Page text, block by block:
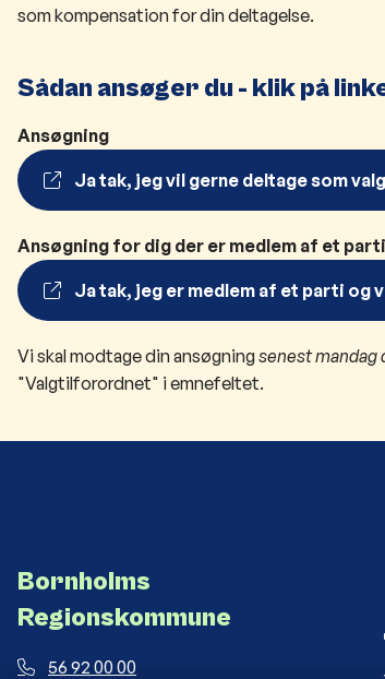
som kompensation for din deltagelse.
Sådan ansøger du - klik på
Ansøgning
Ja tak, jeg vil gerne deltage som
Ansøgning for dig der er medlem af et parti
Ja tak, jeg er medlem af et parti
Vi skal modtage din ansøgningsenest mandag
"Valgtilforordnet" i emnefeltet.
Bornholms
Regionskommune
56 92 00 00